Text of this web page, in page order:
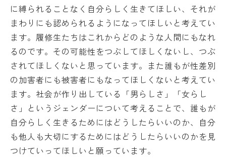
に縛られることなく自分らしく生きてほしい、それが
まわりにも認められるようになってほしいと考えてい
ます。履修生たちはこれからどのような人間にもなれ
るのです。その可能性をつぶしてほしくないし、つぶ
されてほしくないと思っています。また誰もが性差別
の加害者にも被害者にもなってほしくないと考えてい
ます。社会が作り出している「男らしさ」「女らし
さ」というジェンダーについて考えることで、誰もが
自分らしく生きるためにはどうしたらいいのか、自分
も他人も大切にするためにはどうしたらいいのかを見
つけていってほしいと願っています。